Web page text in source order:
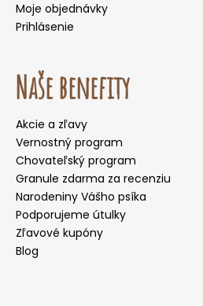
Moje objednávky
Prihlásenie
Naše benefity
Akcie a zľavy
Vernostný program
Chovateľský program
Granule zdarma za recenziu
Narodeniny Vášho psíka
Podporujeme útulky
Zľavové kupóny
Blog